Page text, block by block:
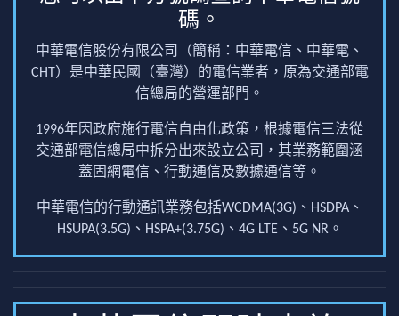
碼。
中華電信股份有限公司（簡稱：中華電信、中華電、
CHT）是中華民國（臺灣）的電信業者，原為交通部電
信總局的營運部門。
1996年因政府施行電信自由化政策，根據電信三法從
交通部電信總局中拆分出來設立公司，其業務範圍涵
蓋固網電信、行動通信及數據通信等。
中華電信的行動通訊業務包括WCDMA(3G)、HSDPA、
HSUPA(3.5G)、HSPA+(3.75G)、4G LTE、5G NR。